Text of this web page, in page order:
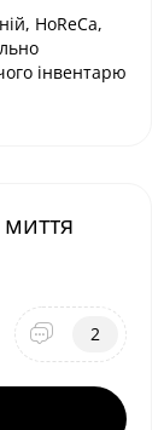
HoReCa,
інвентарю
2